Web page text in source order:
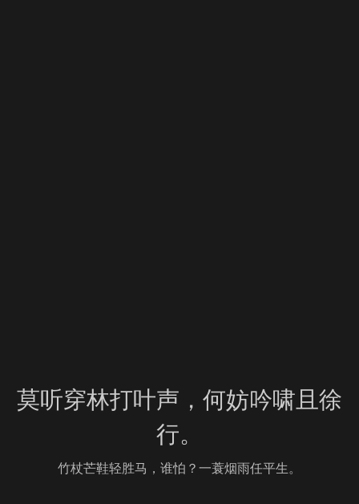
莫听穿林打叶声，何妨吟啸且徐
行。
竹杖芒鞋轻胜马，谁怕？一蓑烟雨任平生。